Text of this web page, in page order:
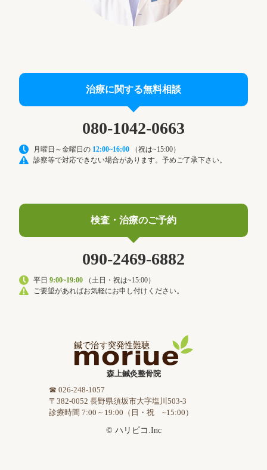
治療に関する無料相談
080-1042-0663
月曜日～金曜日の 12:00~16:00
（祝は~15:00）
診察等で対応できない場合があります。予めご了承下さい。
検査・治療のご予約
090-2469-6882
平日 9:00~19:00
（土日・祝は~15:00）
ご要望があればお気軽にお申し付けください。
森上鍼灸整骨院
☎ 026-248-1057
〒382-0052 長野県須坂市大字塩川503-3
診療時間 7:00 ~ 19:00（日・祝 ~15:00）
© ハリピコ.Inc